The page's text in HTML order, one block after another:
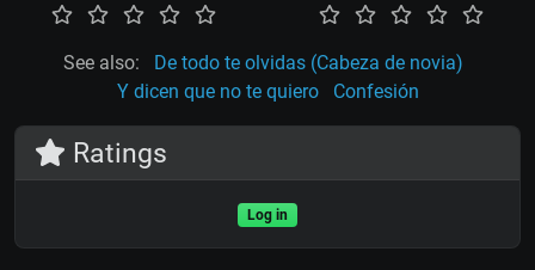
See also:
De todo te olvidas (Cabeza de novia)
Y dicen que no te quiero
Confesión
Ratings
Log in